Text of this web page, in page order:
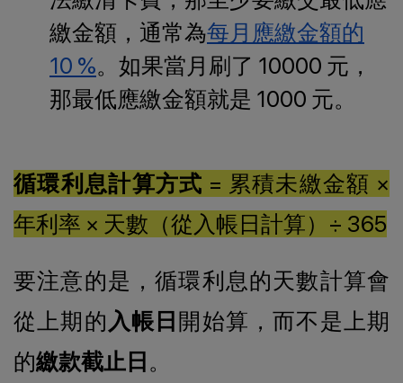
繳金額，通常為每月應繳金額的
10 %。如果當月刷了 10000 元，
那最低應繳金額就是 1000 元。
循環利息計算方式 = 累積未繳金額 ×
年利率 × 天數（從入帳日計算）÷ 365
要注意的是，循環利息的天數計算會
從上期的 入帳日 開始算，而不是上期
的繳款截止日 。